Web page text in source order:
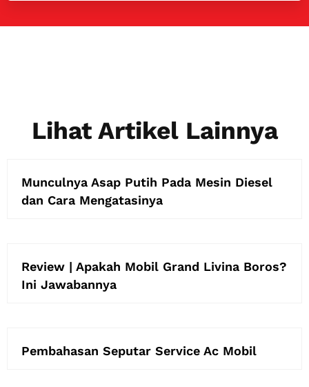
Lihat Artikel Lainnya
Munculnya Asap Putih Pada Mesin Diesel
dan Cara Mengatasinya
Review | Apakah Mobil Grand Livina Boros?
Ini Jawabannya
Pembahasan Seputar Service Ac Mobil